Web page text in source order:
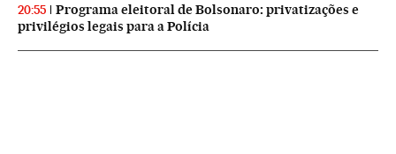
20:55
Programa eleitoral de Bolsonaro: privatizações e
privilégios legais para a Polícia